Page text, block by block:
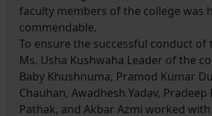
faculty members of the college was
commendable.
To ensure the successful conduct of
Ms. Usha Kushwaha Leader of the
Baby Khushnuma, Pramod Kumar
Chauhan, Awadhesh Yadav, Pradeep
Pathak, and Akbar Azmi worked